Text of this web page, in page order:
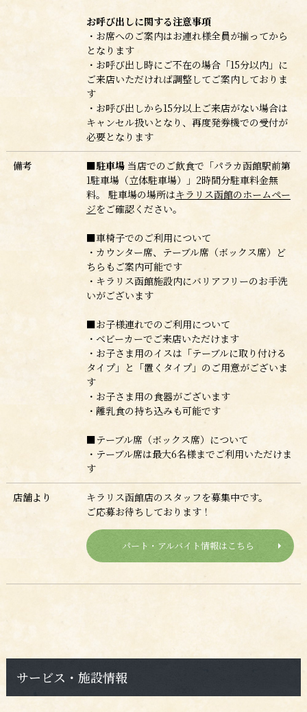
お呼び出しに関する注意事項
・お席へのご案内はお連れ様全員が揃ってから
となります
・お呼び出し時にご不在の場合「15分以内」に
ご来店いただければ調整してご案内しておりま
す
・お呼び出しから15分以上ご来店がない場合は
キャンセル扱いとなり、再度発券機での受付が
必要となります
備考 ■駐車場当店でのご飲食で「パラカ函館駅前第
1駐車場（立体駐車場）」2時間分駐車料金無
料。
駐車場の場所はキラリス函館のホームペー
ジをご確認ください。
■車椅子でのご利用について
・カウンター席、テーブル席（ボックス席）ど
ちらもご案内可能です
・キラリス函館施設内にバリアフリーのお手洗
いがございます
■お子様連れでのご利用について
・ベビーカーでご来店いただけます
・お子さま用のイスは「テーブルに取り付ける
タイプ」と「置くタイプ」のご用意がございま
す
・お子さま用の食器がございます
・離乳食の持ち込みも可能です
■テーブル席（ボックス席）について
・テーブル席は最大6名様までご利用いただけま
す
店舗より
キラリス函館店のスタッフを募集中です。
ご応募お待ちしております！
パート・アルバイト情報はこちら
サービス・施設情報